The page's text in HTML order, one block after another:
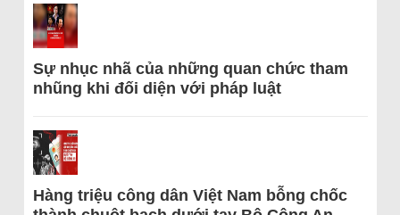
Sự nhục nhã của những quan chức tham
nhũng khi đối diện với pháp luật
Hàng triệu công dân Việt Nam bỗng chốc